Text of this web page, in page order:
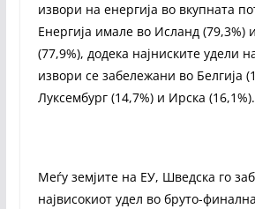
извори на енергија во вкупната
Енергија имале во Исланд (79,3%)
(77,9%), додека најниските удели
извори се забележани во Белгија
Луксембург (14,7%) и Ирска (16,1%).
Меѓу земјите на ЕУ, Шведска го
највисокиот удел во бруто-